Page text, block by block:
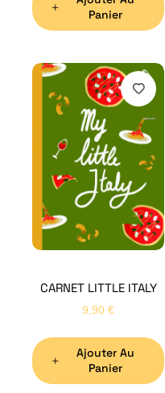
Panier
CARNET LITTLE ITALY
9,90 €
Ajouter Au
Panier